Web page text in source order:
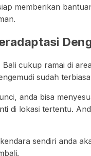
memberikan
cukup ramai di
sudah
anda bisa
di lokasi tertentu.
sendiri anda